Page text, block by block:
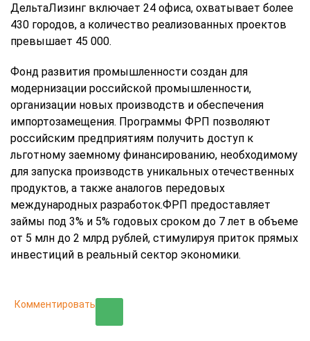
ДельтаЛизинг включает 24 офиса, охватывает более
430 городов, а количество реализованных проектов
превышает 45 000.
Фонд развития промышленности создан для
модернизации российской промышленности,
организации новых производств и обеспечения
импортозамещения. Программы ФРП позволяют
российским предприятиям получить доступ к
льготному заемному финансированию, необходимому
для запуска производств уникальных отечественных
продуктов, а также аналогов передовых
международных разработок.ФРП предоставляет
займы под 3% и 5% годовых сроком до 7 лет в объеме
от 5 млн до 2 млрд рублей, стимулируя приток прямых
инвестиций в реальный сектор экономики.
Комментировать